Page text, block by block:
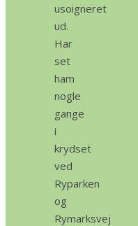
usoigneret
ud.
Har
set
ham
nogle
gange
i
krydset
ved
Ryparken
og
Rymarksvej